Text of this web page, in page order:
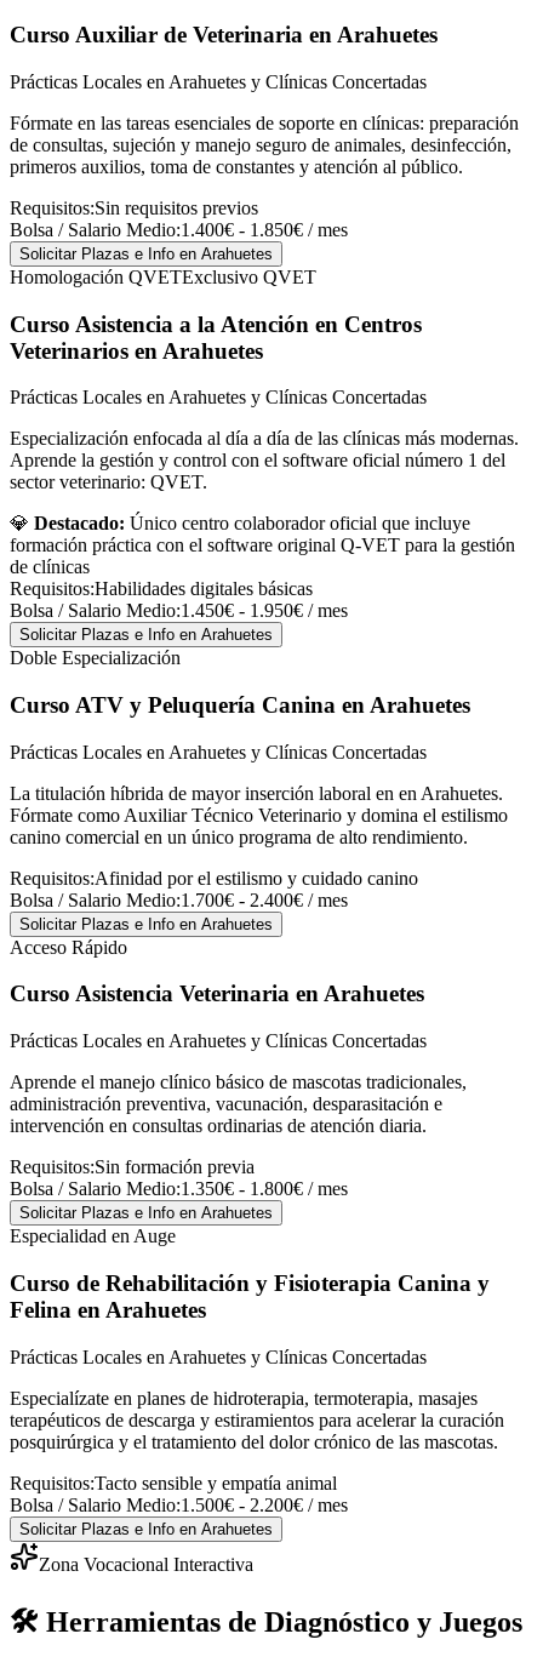
Curso Auxiliar de Veterinaria en Arahuetes
Prácticas Locales en Arahuetes y Clínicas Concertadas
Fórmate en las tareas esenciales de soporte en clínicas: preparación
de consultas, sujeción y manejo seguro de animales, desinfección,
primeros auxilios, toma de constantes y atención al público.
Requisitos:Sin requisitos previos
Bolsa / Salario Medio:1.400€ - 1.850€ / mes
Solicitar Plazas e Info en Arahuetes
Homologación QVETExclusivo QVET
Curso Asistencia a la Atención en Centros
Veterinarios en Arahuetes
Prácticas Locales en Arahuetes y Clínicas Concertadas
Especialización enfocada al día a día de las clínicas más modernas.
Aprende la gestión y control con el software oficial número 1 del
sector veterinario: QVET.
💎 Destacado: Único centro colaborador oficial que incluye
formación práctica con el software original Q-VET para la gestión
de clínicas
Requisitos:Habilidades digitales básicas
Bolsa / Salario Medio:1.450€ - 1.950€ / mes
Solicitar Plazas e Info en Arahuetes
Doble Especialización
Curso ATV y Peluquería Canina en Arahuetes
Prácticas Locales en Arahuetes y Clínicas Concertadas
La titulación híbrida de mayor inserción laboral en en Arahuetes.
Fórmate como Auxiliar Técnico Veterinario y domina el estilismo
canino comercial en un único programa de alto rendimiento.
Requisitos:Afinidad por el estilismo y cuidado canino
Bolsa / Salario Medio:1.700€ - 2.400€ / mes
Solicitar Plazas e Info en Arahuetes
Acceso Rápido
Curso Asistencia Veterinaria en Arahuetes
Prácticas Locales en Arahuetes y Clínicas Concertadas
Aprende el manejo clínico básico de mascotas tradicionales,
administración preventiva, vacunación, desparasitación e
intervención en consultas ordinarias de atención diaria.
Requisitos:Sin formación previa
Bolsa / Salario Medio:1.350€ - 1.800€ / mes
Solicitar Plazas e Info en Arahuetes
Especialidad en Auge
Curso de Rehabilitación y Fisioterapia Canina y
Felina en Arahuetes
Prácticas Locales en Arahuetes y Clínicas Concertadas
Especialízate en planes de hidroterapia, termoterapia, masajes
terapéuticos de descarga y estiramientos para acelerar la curación
posquirúrgica y el tratamiento del dolor crónico de las mascotas.
Requisitos:Tacto sensible y empatía animal
Bolsa / Salario Medio:1.500€ - 2.200€ / mes
Solicitar Plazas e Info en Arahuetes
Zona Vocacional Interactiva
🛠️ Herramientas de Diagnóstico y Juegos